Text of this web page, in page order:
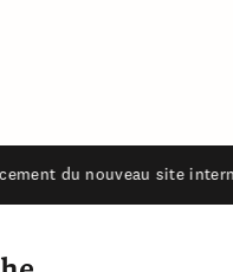
du nouveau site